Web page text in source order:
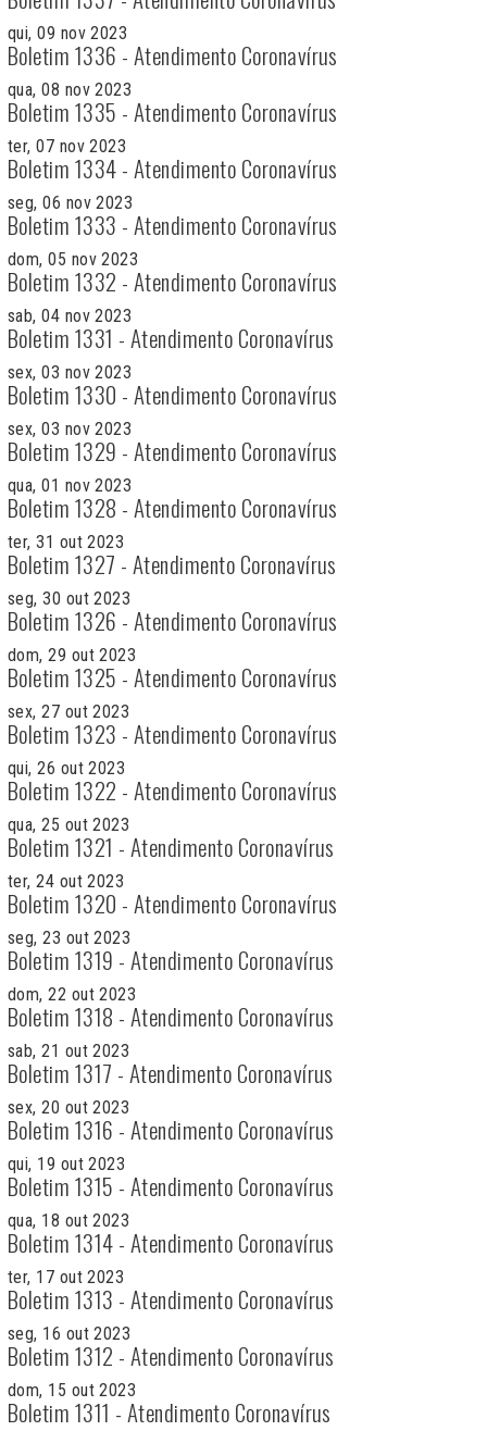
qui, 09 nov 2023
Boletim 1336 - Atendimento Coronavírus
qua, 08 nov 2023
Boletim 1335 - Atendimento Coronavírus
ter, 07 nov 2023
Boletim 1334 - Atendimento Coronavírus
seg, 06 nov 2023
Boletim 1333 - Atendimento Coronavírus
dom, 05 nov 2023
Boletim 1332 - Atendimento Coronavírus
sab, 04 nov 2023
Boletim 1331 - Atendimento Coronavírus
sex, 03 nov 2023
Boletim 1330 - Atendimento Coronavírus
sex, 03 nov 2023
Boletim 1329 - Atendimento Coronavírus
qua, 01 nov 2023
Boletim 1328 - Atendimento Coronavírus
ter, 31 out 2023
Boletim 1327 - Atendimento Coronavírus
seg, 30 out 2023
Boletim 1326 - Atendimento Coronavírus
dom, 29 out 2023
Boletim 1325 - Atendimento Coronavírus
sex, 27 out 2023
Boletim 1323 - Atendimento Coronavírus
qui, 26 out 2023
Boletim 1322 - Atendimento Coronavírus
qua, 25 out 2023
Boletim 1321 - Atendimento Coronavírus
ter, 24 out 2023
Boletim 1320 - Atendimento Coronavírus
seg, 23 out 2023
Boletim 1319 - Atendimento Coronavírus
dom, 22 out 2023
Boletim 1318 - Atendimento Coronavírus
sab, 21 out 2023
Boletim 1317 - Atendimento Coronavírus
sex, 20 out 2023
Boletim 1316 - Atendimento Coronavírus
qui, 19 out 2023
Boletim 1315 - Atendimento Coronavírus
qua, 18 out 2023
Boletim 1314 - Atendimento Coronavírus
ter, 17 out 2023
Boletim 1313 - Atendimento Coronavírus
seg, 16 out 2023
Boletim 1312 - Atendimento Coronavírus
dom, 15 out 2023
Boletim 1311 - Atendimento Coronavírus